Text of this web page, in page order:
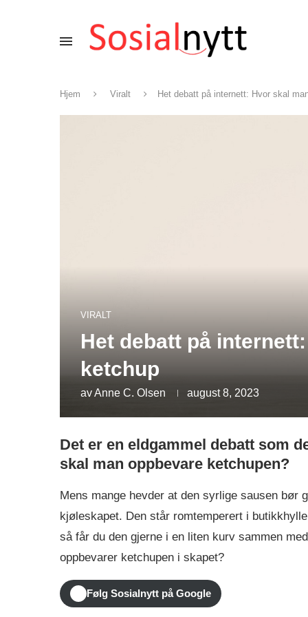
Hjem Viralt Het debatt på internett: Hvor skal
VIRALT
Het debatt på
ketchup
avAnne C. Olsen august 8, 2023
Det er en eldgammel debatt som
skal man oppbevare ketchupen?
Mens mange hevder at den syrlige sausen bør
kjøleskapet. Den står romtemperert i
så får du den gjerne i en liten kurv sammen
oppbevarer ketchupen i skapet?
Følg Sosialnytt på Google